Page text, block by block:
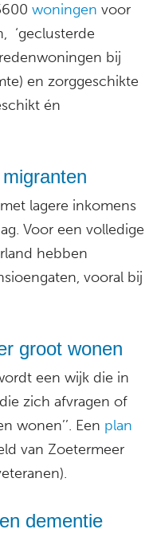
woningen voor
‘geclusterde
bij
en zorggeschikte
én
lagere inkomens
Voor een volledige
hebben
vooral bij
groot wonen
een wijk die in
zich afvragen of
wonen’’. Een plan
van Zoetermeer
dementie